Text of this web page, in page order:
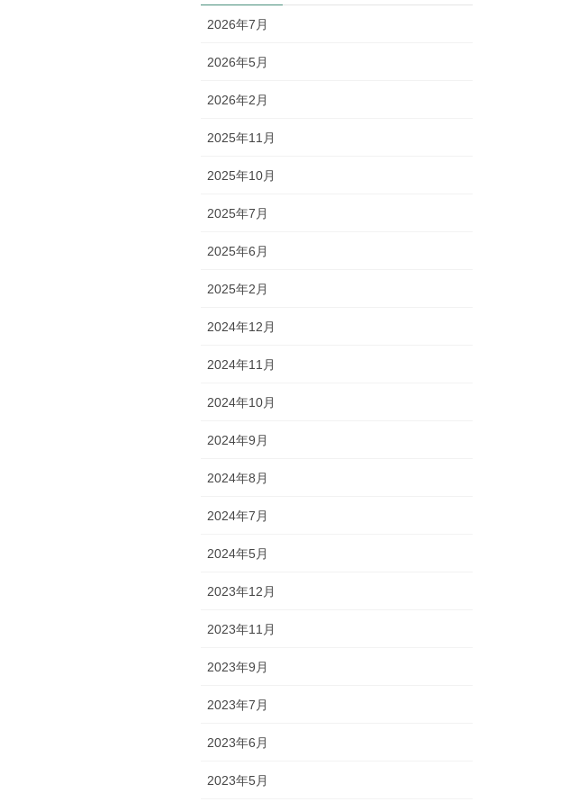
2026年7月
2026年5月
2026年2月
2025年11月
2025年10月
2025年7月
2025年6月
2025年2月
2024年12月
2024年11月
2024年10月
2024年9月
2024年8月
2024年7月
2024年5月
2023年12月
2023年11月
2023年9月
2023年7月
2023年6月
2023年5月